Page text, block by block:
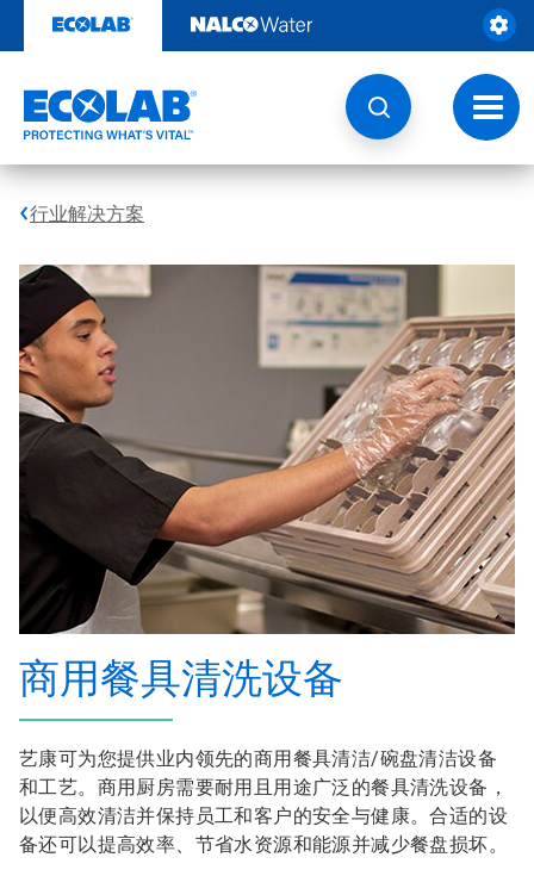
至
切
换
导
航
行业解决方案
商用餐具清洗设备
艺康可为您提供业内领先的商用餐具清洁/碗盘清洁设备
和工艺。商用厨房需要耐用且用途广泛的餐具清洗设备，
以便高效清洁并保持员工和客户的安全与健康。合适的设
备还可以提高效率、节省水资源和能源并减少餐盘损坏。